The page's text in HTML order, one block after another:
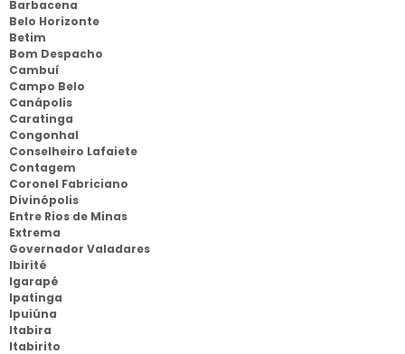
Barbacena
Belo Horizonte
Betim
Bom Despacho
Cambuí
Campo Belo
Canápolis
Caratinga
Congonhal
Conselheiro Lafaiete
Contagem
Coronel Fabriciano
Divinópolis
Entre Rios de Minas
Extrema
Governador Valadares
Ibirité
Igarapé
Ipatinga
Ipuiúna
Itabira
Itabirito